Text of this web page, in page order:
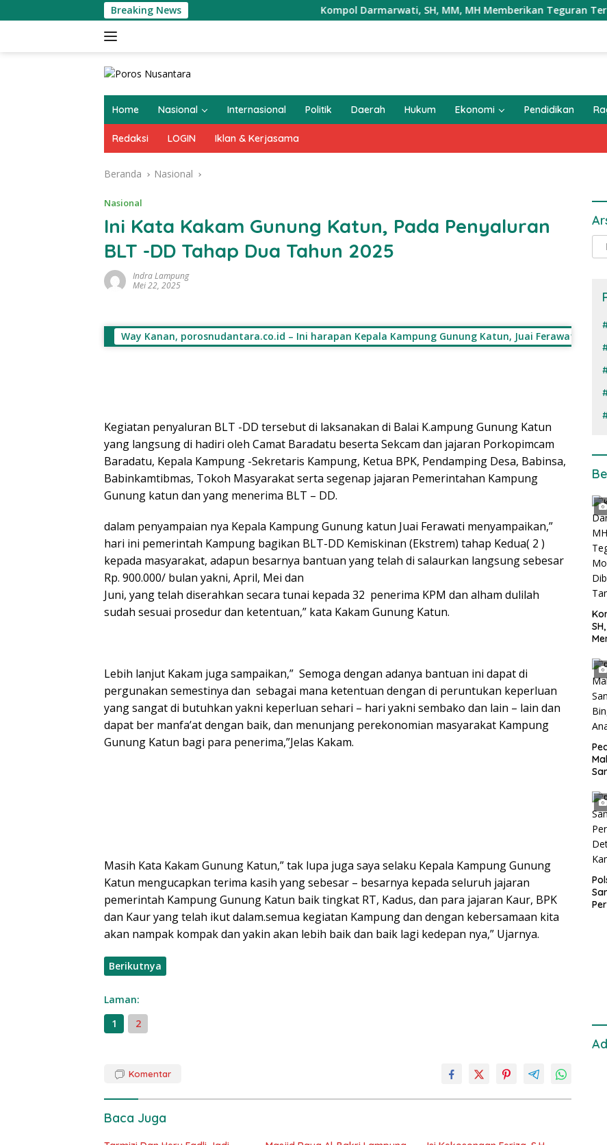
ke
Breaking News Kompol Darmarwati, SH, MM, MH Memberikan Teguran Terhadap
Home Nasional Internasional Politik Daerah Hukum Ekonomi Pendidikan
Redaksi LOGIN Iklan & Kerjasama
Beranda Nasional
Nasional
Ini Kata Kakam Gunung Katun, Pada Penyaluran
BLT -DD Tahap Dua Tahun 2025
Indra Lampung
Mei 22, 2025
Way Kanan, porosnudantara.co.id – Ini harapan Kepala Kampung Gunung Katun, Juai Ferawati
Kegiatan penyaluran BLT -DD tersebut di laksanakan di Balai K.ampung Gunung Katun
yang langsung di hadiri oleh Camat Baradatu beserta Sekcam dan jajaran Porkopimcam
Baradatu, Kepala Kampung -Sekretaris Kampung, Ketua BPK, Pendamping Desa, Babinsa,
Babinkamtibmas, Tokoh Masyarakat serta segenap jajaran Pemerintahan Kampung
Gunung katun dan yang menerima BLT – DD.
dalam penyampaian nya Kepala Kampung Gunung katun Juai Ferawati menyampaikan,”
hari ini pemerintah Kampung bagikan BLT-DD Kemiskinan (Ekstrem) tahap Kedua( 2 )
kepada masyarakat, adapun besarnya bantuan yang telah di salaurkan langsung sebesar
Rp. 900.000/ bulan yakni, April, Mei dan
Juni, yang telah diserahkan secara tunai kepada 32 penerima KPM dan alham dulilah
sudah sesuai prosedur dan ketentuan,” kata Kakam Gunung Katun.
Lebih lanjut Kakam juga sampaikan,” Semoga dengan adanya bantuan ini dapat di
pergunakan semestinya dan sebagai mana ketentuan dengan di peruntukan keperluan
yang sangat di butuhkan yakni keperluan sehari – hari yakni sembako dan lain – lain dan
dapat ber manfa’at dengan baik, dan menunjang perekonomian masyarakat Kampung
Gunung Katun bagi para penerima,”Jelas Kakam.
Masih Kata Kakam Gunung Katun,” tak lupa juga saya selaku Kepala Kampung Gunung
Katun mengucapkan terima kasih yang sebesar – besarnya kepada seluruh jajaran
pemerintah Kampung Gunung Katun baik tingkat RT, Kadus, dan para jajaran Kaur, BPK
dan Kaur yang telah ikut dalam.semua kegiatan Kampung dan dengan kebersamaan kita
akan nampak kompak dan yakin akan lebih baik dan baik lagi kedepan nya,” Ujarnya.
Berikutnya
Laman:
1
2
Komentar
Baca Juga